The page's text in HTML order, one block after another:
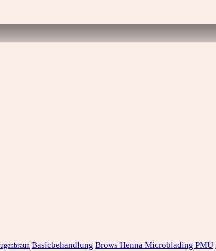
Basicbehandlung Brows Henna Microblading PMU